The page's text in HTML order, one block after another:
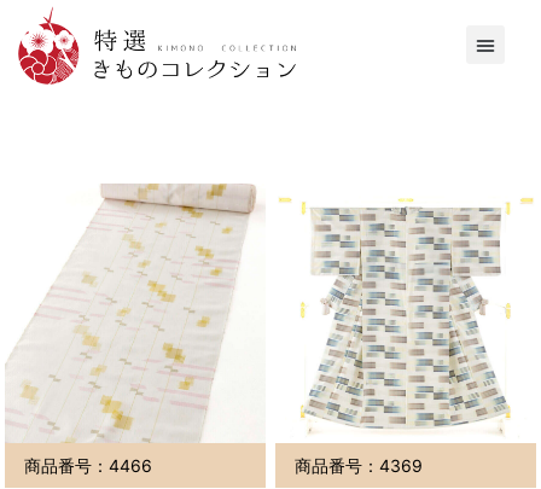
商品番号：4466 商品番号：4369